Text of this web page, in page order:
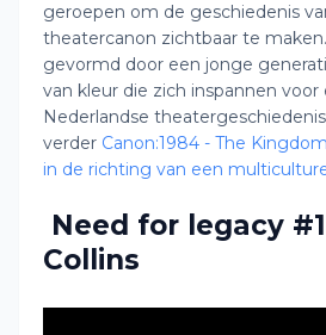
geroepen om de geschiedenis
theatercanon zichtbaar te
gevormd door een jonge
van kleur die zich inspannen voor
Nederlandse
verder Canon:1984 - The
in de richting van een
Need for legacy
Collins